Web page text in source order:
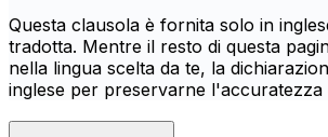
Questa clausola è fornita solo in
tradotta. Mentre il resto di questa
nella lingua scelta da te, la
inglese per preservarne l'accuratezza